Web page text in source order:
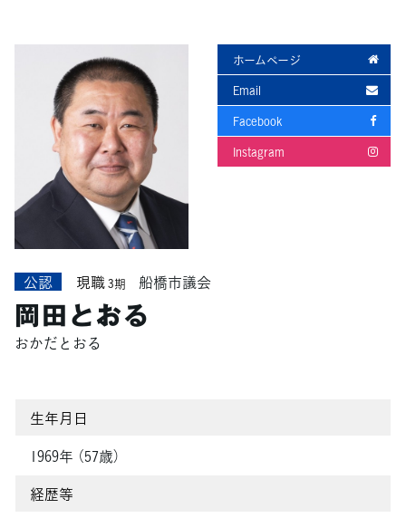
ホームページ
Email
Facebook
Instagram
公認 現職3期 船橋市議会
岡田とおる
おかだとおる
生年月日
1969年 （57歳）
経歴等